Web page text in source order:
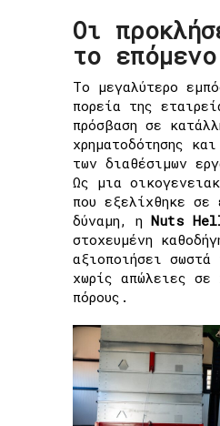
Οι
το
Το μεγαλύτερο
πορεία της
πρόσβαση σε
χρηματοδότησης
των διαθέσιμων
Ως μια
που εξελίχθηκε σε
δύναμη, η Nuts
στοχευμένη
αξιοποιήσει σωστά
χωρίς απώλειες σε
πόρους.